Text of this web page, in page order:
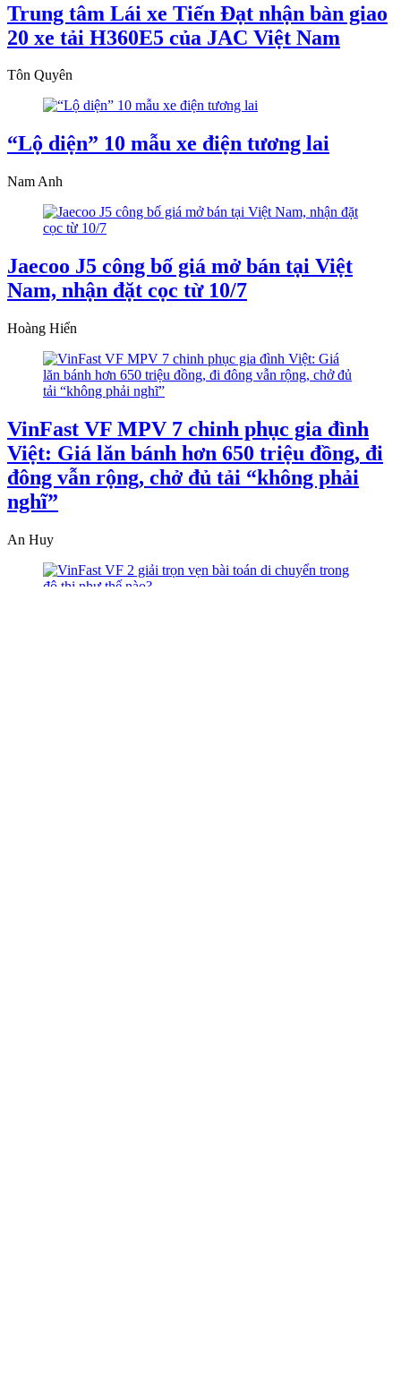
Trung tâm Lái xe Tiến Đạt nhận bàn giao
20 xe tải H360E5 của JAC Việt Nam
Tôn Quyên
“Lộ diện” 10 mẫu xe điện tương lai
Nam Anh
Jaecoo J5 công bố giá mở bán tại Việt
Nam, nhận đặt cọc từ 10/7
Hoàng Hiển
VinFast VF MPV 7 chinh phục gia đình
Việt: Giá lăn bánh hơn 650 triệu đồng, đi
đông vẫn rộng, chở đủ tải “không phải
nghĩ”
An Huy